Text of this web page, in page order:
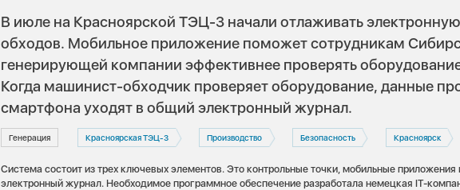
В июле на Красноярской ТЭЦ-3 начали отлаживать
обходов. Мобильное приложение поможет сотрудникам
генерирующей компании эффективнее проверять
Когда машинист-обходчик проверяет оборудование, данные
смартфона уходят в общий электронный журнал.
Генерация Красноярская ТЭЦ-3 Производство Безопасность Красноярск
Система состоит из трех ключевых элементов. Это контрольные точки, мобильные приложения
электронный журнал. Необходимое программное обеспечение разработала немецкая IT-